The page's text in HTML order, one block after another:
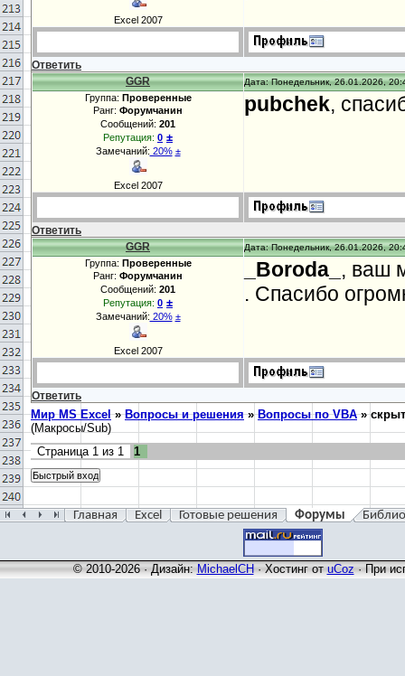
Excel 2007
Ответить
GGR
Дата: Понедельник, 26.01.2026,
Группа: Проверенные
Ранг: Форумчанин
Сообщений: 201
Репутация: 0 ±
Замечаний: 20% ±
Excel 2007
pubchek,
Ответить
GGR
Дата: Понедельник, 26.01.2026,
Группа: Проверенные
Ранг: Форумчанин
Сообщений: 201
Репутация: 0 ±
Замечаний: 20% ±
Excel 2007
_Boroda_ , ваш
. Спасибо
Ответить
Мир MS Excel » Вопросы и решения » Вопросы по VBA »
(Макросы/Sub)
Страница 1 из 1 1
Главная Excel Готовые решения Форумы
© 2010-2026 · Дизайн: MichaelCH · Хостинг от uCoz · При